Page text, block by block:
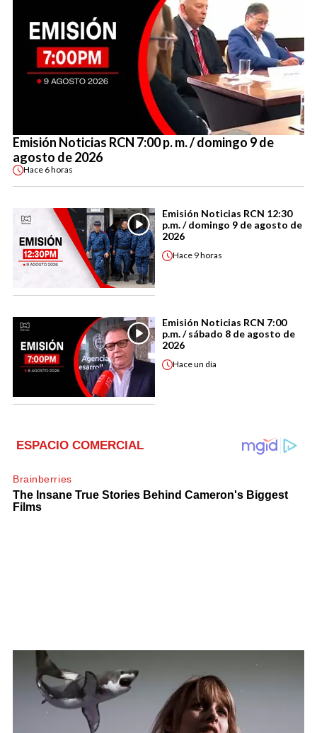
Emisión Noticias RCN 7:00 p. m. / domingo 9 de
agosto de 2026
Hace 6 horas
Emisión Noticias RCN 12:30
p.m. / domingo 9 de agosto de
2026
Hace 9 horas
Emisión Noticias RCN 7:00
p.m. / sábado 8 de agosto de
2026
Haceun día